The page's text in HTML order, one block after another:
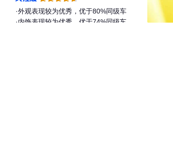
·外观表现较为优秀，优于80%同级车
·内饰表现较为优秀，优于74%同级车